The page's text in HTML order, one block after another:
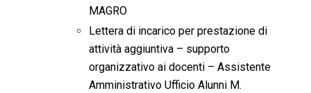
MAGRO
Lettera di incarico per prestazione di
attività aggiuntiva – supporto
organizzativo ai docenti – Assistente
Amministrativo Ufficio Alunni M.